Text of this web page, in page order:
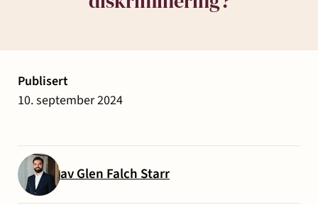
Publisert
10. september 2024
av Glen Falch Starr
Kompetanse
Arbeidsrett
Arv
ogogog
Entreprise
-
Erstatning
Familie
Forbrukersaker
Konkurs
Menneskene
og miljø